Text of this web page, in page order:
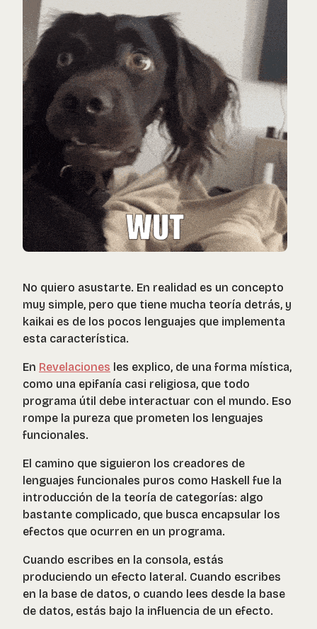
No quiero asustarte. En realidad es un concepto
muy simple, pero que tiene mucha teoría detrás, y
kaikai es de los pocos lenguajes que implementa
esta característica.
En Revelaciones les explico, de una forma mística,
como una epifanía casi religiosa, que todo
programa útil debe interactuar con el mundo. Eso
rompe la pureza que prometen los lenguajes
funcionales.
El camino que siguieron los creadores de
lenguajes funcionales puros como Haskell fue la
introducción de la teoría de categorías: algo
bastante complicado, que busca encapsular los
efectos que ocurren en un programa.
Cuando escribes en la consola, estás
produciendo un efecto lateral. Cuando escribes
en la base de datos, o cuando lees desde la base
de datos, estás bajo la influencia de un efecto.